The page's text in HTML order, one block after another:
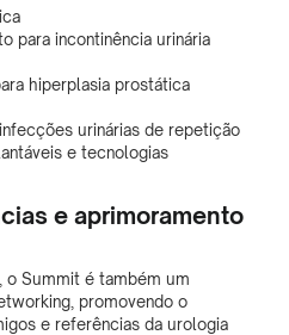
para incontinência urinária
hiperplasia prostática
urinárias de repetição
e tecnologias
e aprimoramento
Summit é também um
promovendo o
e referências da urologia